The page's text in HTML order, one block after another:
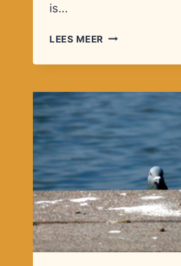
is…
LEES MEER DE
VAN
RAKEN
LEEG
ZIJN
DIE
VAN
2025
OPGELADEN?